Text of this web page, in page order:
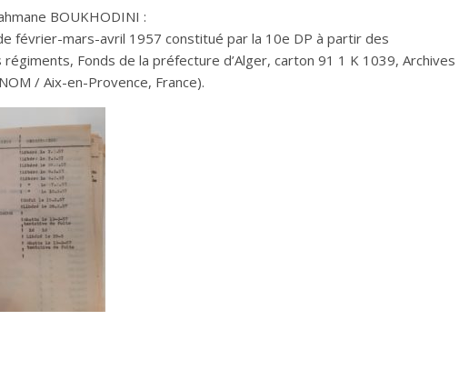
BOUKHODINI :
février-mars-avril 1957 constitué par la 10e DP à partir des
Fonds de la préfecture d’Alger, carton 91 1 K 1039, Archives
/ Aix-en-Provence, France).